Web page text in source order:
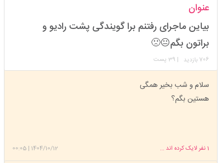
عضویت: 1403/05/27 تعداد پست: 17392
عنوان
بیاین ماجرای رفتنم برا گویندگی پشت رادیو و
براتون بگم😐🙁
706 بازدید | 39 پست
سلام و شب بخیر همگی
هستین بگم؟
1404/10/12
|
00:05 1نفر لایک کرده اند ...